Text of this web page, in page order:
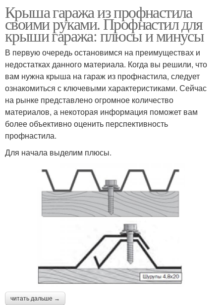
Крыша гаража из профнастила
своими руками. Профнастил для
крыши гаража: плюсы и минусы
В первую очередь остановимся на преимуществах и
недостатках данного материала. Когда вы решили, что
вам нужна крыша на гараж из профнастила, следует
ознакомиться с ключевыми характеристиками. Сейчас
на рынке представлено огромное количество
материалов, а некоторая информация поможет вам
более объективно оценить перспективность
профнастила.
Для начала выделим плюсы.
читать дальше →